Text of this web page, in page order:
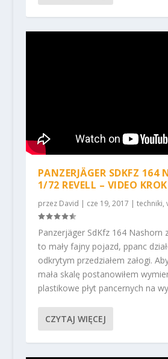
PANZERJÄGER SDKFZ 164
1/72 REVELL – VIDEO
przez David | cze 19, 2017 | techniki,
Panzerjäger SdKfz 164 Nashorn
to mały fajny pojazd, ppanc
odkrytym przedziałem załogi.
mała skalę postanowiłem
plastikowe płyt pancernych na
CZYTAJ WIĘCEJ